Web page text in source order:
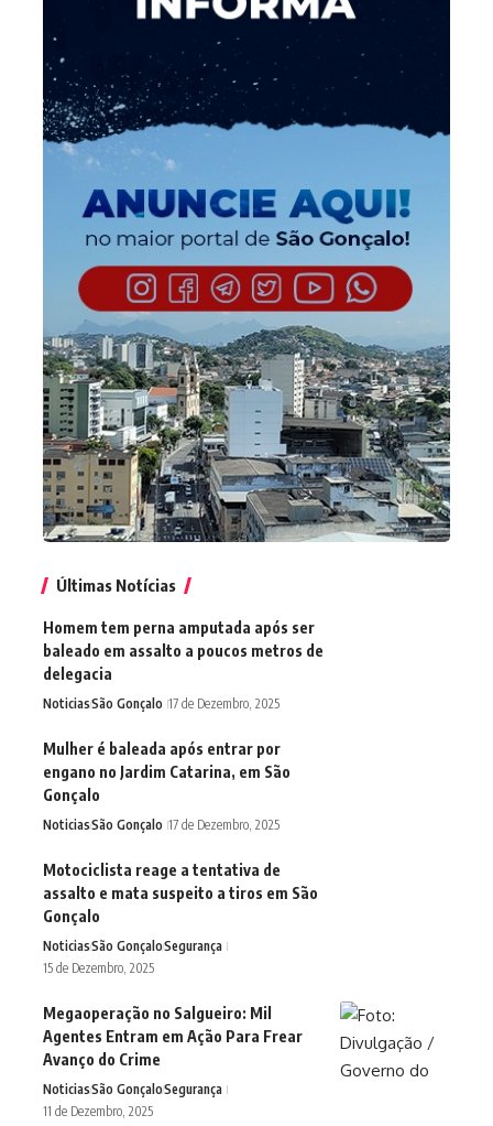
Últimas Notícias
Homem tem perna amputada após ser
baleado em assalto a poucos metros de
delegacia
NoticiasSão Gonçalo 17 de Dezembro, 2025
Mulher é baleada após entrar por
engano no Jardim Catarina, em São
Gonçalo
NoticiasSão Gonçalo 17 de Dezembro, 2025
Motociclista reage a tentativa de
assalto e mata suspeito a tiros em São
Gonçalo
NoticiasSão GonçaloSegurança
15 de Dezembro, 2025
Megaoperação no Salgueiro: Mil
Agentes Entram em Ação Para Frear
Avanço do Crime
NoticiasSão GonçaloSegurança
11 de Dezembro, 2025